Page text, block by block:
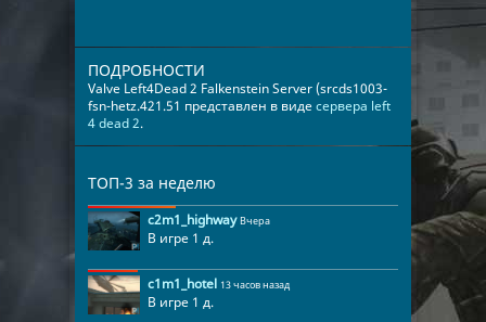
ПОДРОБНОСТИ
Valve Left4Dead 2 Falkenstein Server (srcds1003-
fsn-hetz.421.51 представлен в видесервера left
4 dead 2.
ТОП-3 за неделю
c2m1_highway Вчера
В игре 1 д.
c1m1_hotel 13 часов назад
В игре 1 д.